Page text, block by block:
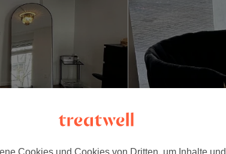
Cookies und Cookies von Dritten, um Inhalte